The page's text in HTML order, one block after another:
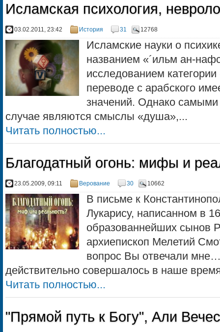
Исламская психология,
03.02.2011, 23:42 История 31 12768
Исламские науки о
названием «´ильм ан-
исследованием
переводе с арабского
значений. Однако
случае являются cмыслы «душа»,...
Читать полностью...
Благодатный огонь: мифы и
23.05.2009, 09:11 Верование 30 10662
В письме к
Лукарису, написанном в
образованнейших сынов
архиепископ Мелетий
вопрос Вы отвечали
действительно совершалось в наше
Читать полностью...
"Прямой путь к Богу", Али